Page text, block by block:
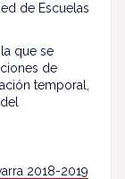
de Escuelas
que se
de
temporal,
2018-2019